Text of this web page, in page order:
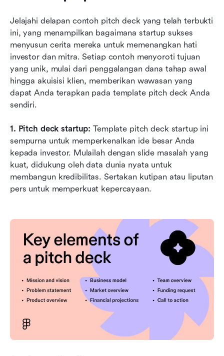
Jelajahi delapan contoh pitch deck yang telah terbukti
ini, yang menampilkan bagaimana startup sukses
menyusun cerita mereka untuk memenangkan hati
investor dan mitra. Setiap contoh menyoroti tujuan
yang unik, mulai dari penggalangan dana tahap awal
hingga akuisisi klien, memberikan wawasan yang
dapat Anda terapkan pada template pitch deck Anda
sendiri.
1. Pitch deck startup: Template pitch deck startup ini
sempurna untuk memperkenalkan ide besar Anda
kepada investor. Mulailah dengan slide masalah yang
kuat, didukung oleh data dunia nyata untuk
membangun kredibilitas. Sertakan kutipan atau liputan
pers untuk memperkuat kepercayaan.